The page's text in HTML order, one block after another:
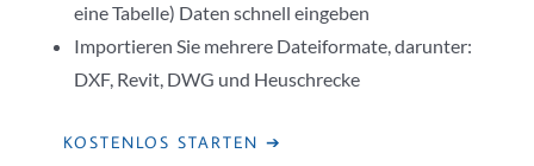
eine Tabelle) Daten schnell eingeben
Importieren Sie mehrere Dateiformate, darunter:
DXF, Revit, DWG und Heuschrecke
KOSTENLOS STARTEN ➔